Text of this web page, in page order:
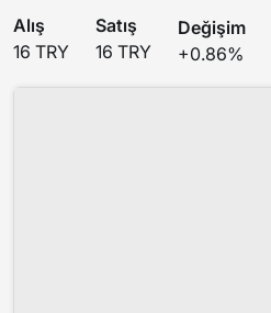
Alış
16 TRY
Satış
16 TRY
Değişim
+0.86%